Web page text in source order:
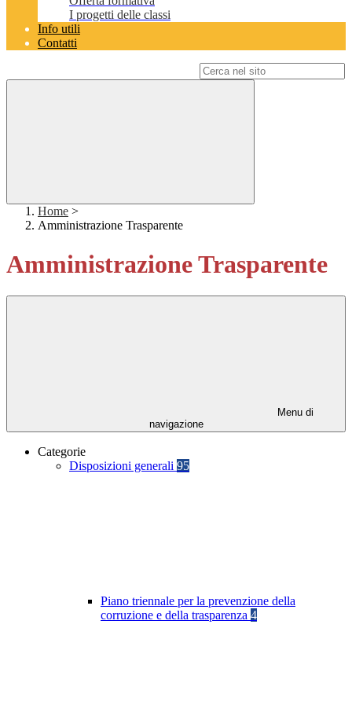
I progetti delle classi
Info utili
Contatti
Home >
Amministrazione Trasparente
Amministrazione Trasparente
Menu di
navigazione
Categorie
Disposizioni generali 95
Piano triennale per la prevenzione della
corruzione e della trasparenza 4